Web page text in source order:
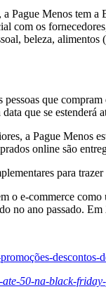
Pague Menos tem
com os
beleza,
pessoas que
que se estenderá
a Pague
online são
para
o e-commerce
no ano passado.
ate-50-na-black-